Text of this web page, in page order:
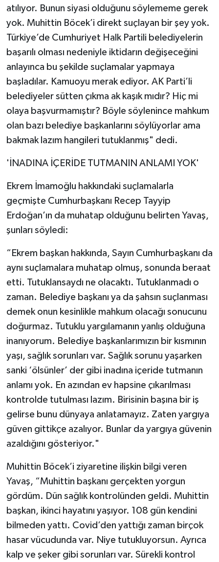
atılıyor. Bunun siyasi olduğunu söylememe gerek
yok. Muhittin Böcek’i direkt suçlayan bir şey yok.
Türkiye’de Cumhuriyet Halk Partili belediyelerin
başarılı olması nedeniyle iktidarın değişeceğini
anlayınca bu şekilde suçlamalar yapmaya
başladılar. Kamuoyu merak ediyor. AK Parti’li
belediyeler sütten çıkma ak kaşık mıdır? Hiç mi
olaya başvurmamıştır? Böyle söylenince mahkum
olan bazı belediye başkanlarını söylüyorlar ama
bakmak lazım hangileri tutuklanmış" dedi.
'İNADINA İÇERİDE TUTMANIN ANLAMI YOK'
Ekrem İmamoğlu hakkındaki suçlamalarla
geçmişte Cumhurbaşkanı Recep Tayyip
Erdoğan’ın da muhatap olduğunu belirten Yavaş,
şunları söyledi:
“Ekrem başkan hakkında, Sayın Cumhurbaşkanı da
aynı suçlamalara muhatap olmuş, sonunda beraat
etti. Tutuklansaydı ne olacaktı. Tutuklanmadı o
zaman. Belediye başkanı ya da şahsın suçlanması
demek onun kesinlikle mahkum olacağı sonucunu
doğurmaz. Tutuklu yargılamanın yanlış olduğuna
inanıyorum. Belediye başkanlarımızın bir kısmının
yaşı, sağlık sorunları var. Sağlık sorunu yaşarken
sanki ‘ölsünler’ der gibi inadına içeride tutmanın
anlamı yok. En azından ev hapsine çıkarılması
kontrolde tutulması lazım. Birisinin başına bir iş
gelirse bunu dünyaya anlatamayız. Zaten yargıya
güven gittikçe azalıyor. Bunlar da yargıya güvenin
azaldığını gösteriyor."
Muhittin Böcek’i ziyaretine ilişkin bilgi veren
Yavaş, “Muhittin başkanı gerçekten yorgun
gördüm. Dün sağlık kontrolünden geldi. Muhittin
başkan, ikinci hayatını yaşıyor. 108 gün kendini
bilmeden yattı. Covid’den yattığı zaman birçok
hasar vücudunda var. Niye tutukluyorsun. Ayrıca
kalp ve şeker gibi sorunları var. Sürekli kontrol